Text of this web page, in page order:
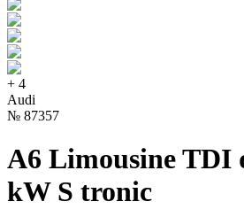
+ 4
Audi
№ 87357
A6 Limousine TDI
kW S tronic